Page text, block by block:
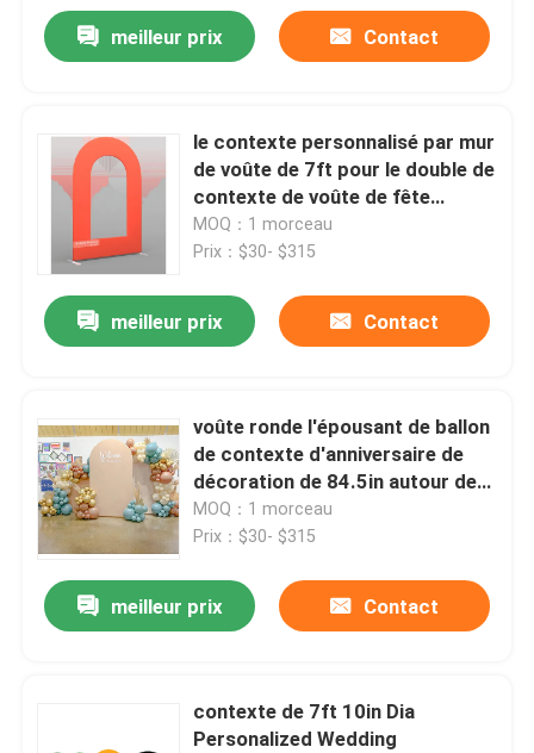
meilleur prix Contact
le contexte personnalisé par mur
de voûte de 7ft pour le double de
contexte de voûte de fête
d'anniversaire a dégrossi
MOQ：1 morceau
Prix：$30- $315
meilleur prix Contact
voûte ronde l'épousant de ballon
de contexte d'anniversaire de
décoration de 84.5in autour de
contexte
MOQ：1 morceau
Prix：$30- $315
meilleur prix Contact
contexte de 7ft 10in Dia
Personalized Wedding